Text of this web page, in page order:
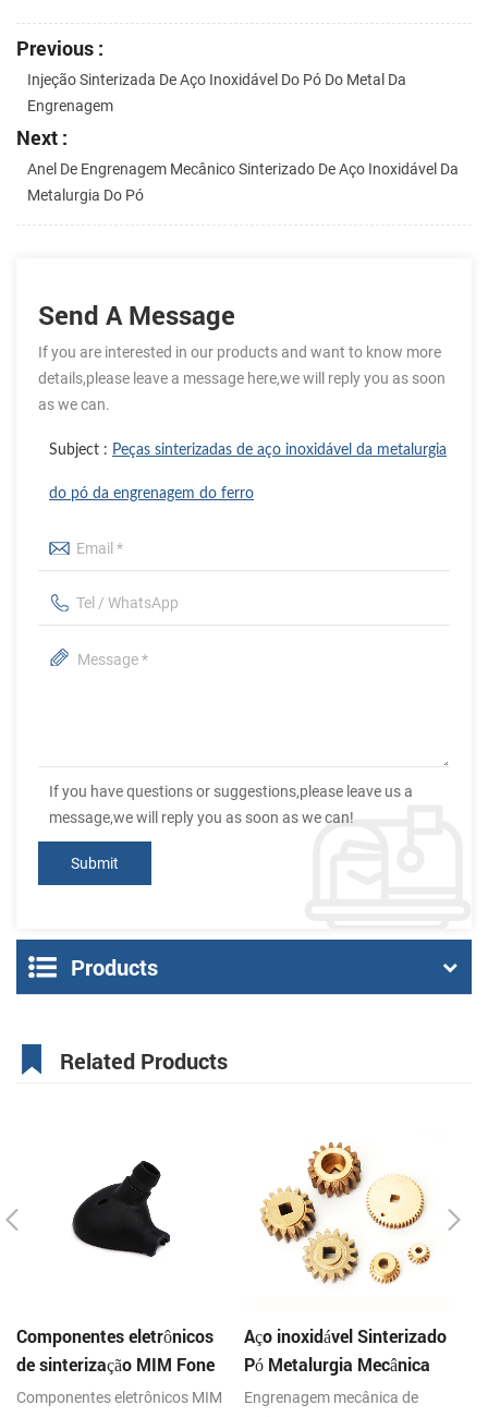
Previous :
Injeção Sinterizada De Aço Inoxidável Do Pó Do Metal Da
Engrenagem
Next :
Anel De Engrenagem Mecânico Sinterizado De Aço Inoxidável Da
Metalurgia Do Pó
Send A Message
If you are interested in our products and want to know more
details,please leave a message here,we will reply you as soon
as we can.
Subject : Peças sinterizadas de aço inoxidável da metalurgia
do pó da engrenagem do ferro
If you have questions or suggestions,please leave us a
message,we will reply you as soon as we can!
Products
Related Products
Componentes eletrônicos
de sinterização MIM Fone
de ouvido Shell Metal
Componentes eletrônicos MIM
Aço inoxidável Sinterizado
Pó Metalurgia Mecânica
de Latão Engrenagem
Engrenagem mecânica de